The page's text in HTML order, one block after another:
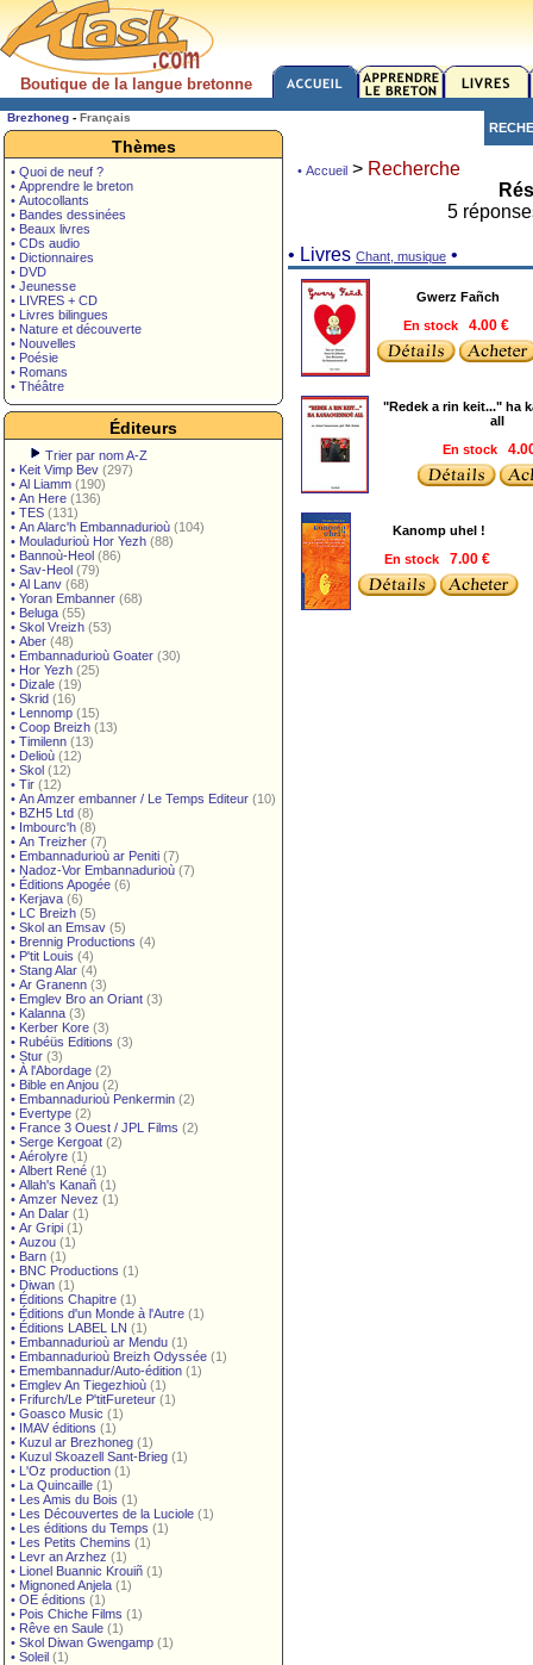
Boutique de la langue bretonne
Brezhoneg - Français
Thèmes
• Quoi de neuf ?
• Apprendre le breton
• Autocollants
• Bandes dessinées
• Beaux livres
• CDs audio
• Dictionnaires
• DVD
• Jeunesse
• LIVRES + CD
• Livres bilingues
• Nature et découverte
• Nouvelles
• Poésie
• Romans
• Théâtre
Éditeurs
Trier par nom A-Z
• Keit Vimp Bev (297)
• Al Liamm (190)
• An Here (136)
• TES (131)
• An Alarc'h Embannadurioù (104)
• Mouladurioù Hor Yezh (88)
• Bannoù-Heol (86)
• Sav-Heol (79)
• Al Lanv (68)
• Yoran Embanner (68)
• Beluga (55)
• Skol Vreizh (53)
• Aber (48)
• Embannadurioù Goater (30)
• Hor Yezh (25)
• Dizale (19)
• Skrid (16)
• Lennomp (15)
• Coop Breizh (13)
• Timilenn (13)
• Delioù (12)
• Skol (12)
• Tir (12)
• An Amzer embanner / Le Temps Editeur (10)
• BZH5 Ltd (8)
• Imbourc'h (8)
• An Treizher (7)
• Embannadurioù ar Peniti (7)
• Nadoz-Vor Embannadurioù (7)
• Éditions Apogée (6)
• Kerjava (6)
• LC Breizh (5)
• Skol an Emsav (5)
• Brennig Productions (4)
• P'tit Louis (4)
• Stang Alar (4)
• Ar Granenn (3)
• Emglev Bro an Oriant (3)
• Kalanna (3)
• Kerber Kore (3)
• Rubéüs Editions (3)
• Stur (3)
• À l'Abordage (2)
• Bible en Anjou (2)
• Embannadurioù Penkermin (2)
• Evertype (2)
• France 3 Ouest / JPL Films (2)
• Serge Kergoat (2)
• Aérolyre (1)
• Albert René (1)
• Allah's Kanañ (1)
• Amzer Nevez (1)
• An Dalar (1)
• Ar Gripi (1)
• Auzou (1)
• Barn (1)
• BNC Productions (1)
• Diwan (1)
• Éditions Chapitre (1)
• Éditions d'un Monde à l'Autre (1)
• Éditions LABEL LN (1)
• Embannadurioù ar Mendu (1)
• Embannadurioù Breizh Odyssée (1)
• Emembannadur/Auto-édition (1)
• Emglev An Tiegezhioù (1)
• Frifurch/Le P'titFureteur (1)
• Goasco Music (1)
• IMAV éditions (1)
• Kuzul ar Brezhoneg (1)
• Kuzul Skoazell Sant-Brieg (1)
• L'Oz production (1)
• La Quincaille (1)
• Les Amis du Bois (1)
• Les Découvertes de la Luciole (1)
• Les éditions du Temps (1)
• Les Petits Chemins (1)
• Levr an Arzhez (1)
• Lionel Buannic Krouiñ (1)
• Mignoned Anjela (1)
• OE éditions (1)
• Pois Chiche Films (1)
• Rêve en Saule (1)
• Skol Diwan Gwengamp (1)
• Soleil (1)
• Accueil > Recherche
5
• Livres Chant, musique •
Gwerz Fañch
En stock
4.00 €
"Redek a rin keit..." ha
all
En stock
Kanomp uhel !
En stock
7.00 €